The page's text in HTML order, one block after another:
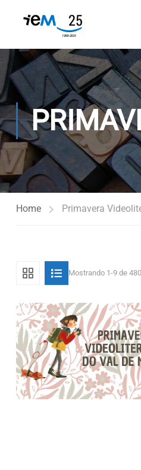
Home Primavera
Mostrando 1-9 de